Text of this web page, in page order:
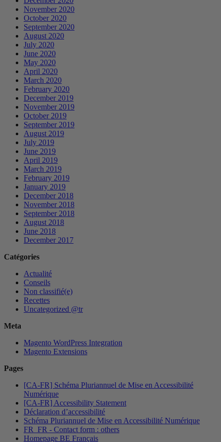
November 2020
October 2020
September 2020
August 2020
July 2020
June 2020
May 2020
April 2020
March 2020
February 2020
December 2019
November 2019
October 2019
September 2019
August 2019
July 2019
June 2019
April 2019
March 2019
February 2019
January 2019
December 2018
November 2018
September 2018
August 2018
June 2018
December 2017
Catégories
Actualité
Conseils
Non classifié(e)
Recettes
Uncategorized @tr
Meta
Magento WordPress Integration
Magento Extensions
Pages
[CA-FR] Schéma Pluriannuel de Mise en Accessibilité
Numérique
[CA-FR] Accessibility Statement
Déclaration d’accessibilité
Schéma Pluriannuel de Mise en Accessibilité Numérique
FR_FR - Contact form : others
Homepage BE Français